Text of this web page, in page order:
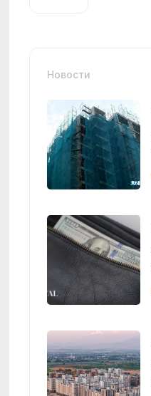
Новости